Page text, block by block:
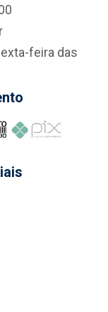
feira das